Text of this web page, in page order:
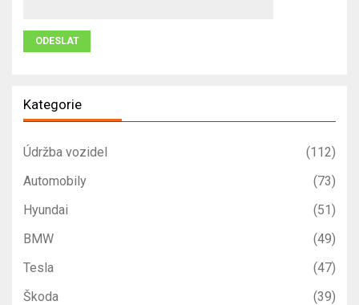
Kategorie
Údržba vozidel
(112)
Automobily
(73)
Hyundai
(51)
BMW
(49)
Tesla
(47)
Škoda
(39)